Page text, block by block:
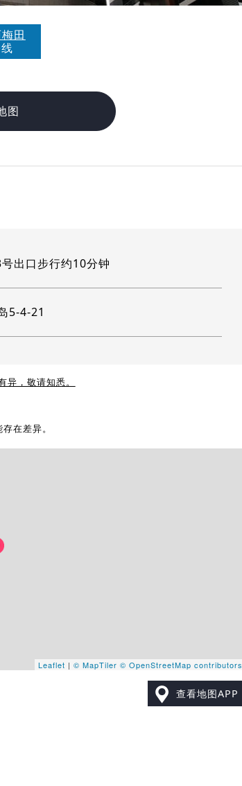
田
图
出口步行约10分钟
5-4-21
，敬请知悉。
在差异。
Leaflet |© MapTiler © OpenStreetMap contributors
查看地图APP